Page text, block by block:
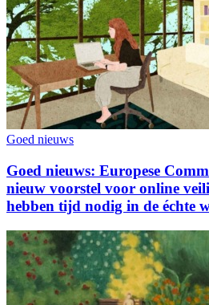
Goed nieuws
Goed nieuws: Europese
nieuw voorstel voor online
hebben tijd nodig in de échte